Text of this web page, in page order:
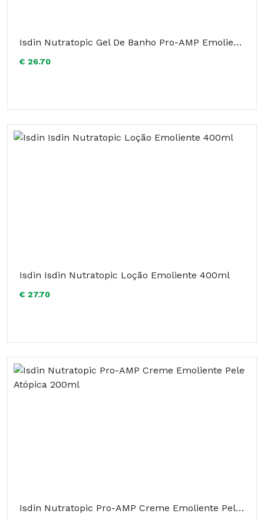
Isdin Nutratopic Gel De Banho Pro-AMP Emoliente 750ml
€ 26.70
Isdin Isdin Nutratopic Loção Emoliente 400ml
€ 27.70
Isdin Nutratopic Pro-AMP Creme Emoliente Pele Atópica 200ml